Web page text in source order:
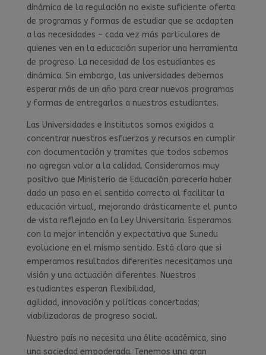
dinámica de la regulación no existe suficiente oferta
de programas y formas de estudiar que se acdapten
a las necesidades – cada vez más particulares de
quienes ven en la educación superior una herramienta
de progreso. La necesidad de los estudiantes es
dinámica. Sin embargo, las universidades debemos
esperar más de un año para crear nuevos programas
y formas de entregarlos a nuestros estudiantes.
Las Universidades e Institutos somos exigidos a
concentrar nuestros esfuerzos y recursos en cumplir
con documentación y tramites que todos sabemos
no agregan valor a la calidad. Consideramos muy
positivo que Ministerio de Educación parecería haber
dado un paso en el sentido correcto al facilitar la
educación virtual, mejorando drásticamente el punto
de vista reflejado en la Ley Universitaria. Esperamos
con la mejor intención y expectativa que Sunedu
evolucione en el mismo sentido. Está claro que si
emperamos resultados diferentes necesitamos una
visión y una actuación diferentes. Nuestros
estudiantes esperan flexibilidad,
agilidad, innovación y políticas concertadas;
viabilizadoras de progreso social.
Nuestro país no necesita una élite académica, sino
una sociedad empoderada. Tenemos una gran